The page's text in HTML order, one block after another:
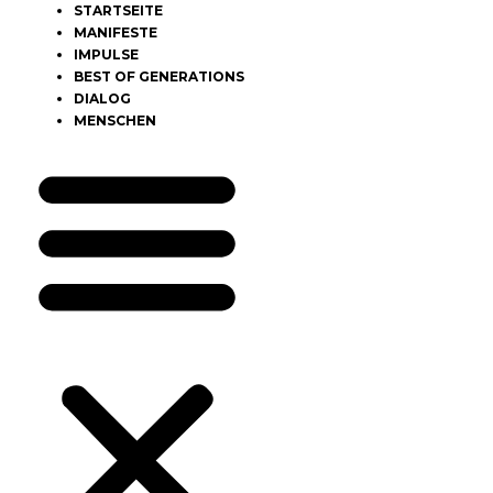
STARTSEITE
MANIFESTE
IMPULSE
BEST OF GENERATIONS
DIALOG
MENSCHEN